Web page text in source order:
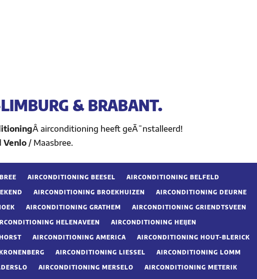
& BRABANT.
Â airconditioning heeft geÃ¯nstalleerd!
Venlo / Maasbree.
AIRCONDITIONING BEESEL
AIRCONDITIONING BELFELD
AIRCONDITIONING BROEKHUIZEN
AIRCONDITIONING DEURNE
AIRCONDITIONING GRATHEM
AIRCONDITIONING GRIENDTSVEEN
HELENAVEEN
AIRCONDITIONING HEIJEN
AIRCONDITIONING AMERICA
AIRCONDITIONING HOUT-BLERICK
AIRCONDITIONING LIESSEL
AIRCONDITIONING LOMM
AIRCONDITIONING MERSELO
AIRCONDITIONING METERIK